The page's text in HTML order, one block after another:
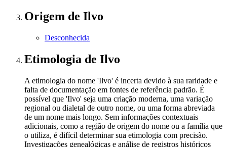
Origem de Ilvo
Desconhecida
Etimologia de Ilvo
A etimologia do nome 'Ilvo' é incerta devido à sua raridade e
falta de documentação em fontes de referência padrão. É
possível que 'Ilvo' seja uma criação moderna, uma variação
regional ou dialetal de outro nome, ou uma forma abreviada
de um nome mais longo. Sem informações contextuais
adicionais, como a região de origem do nome ou a família que
o utiliza, é difícil determinar sua etimologia com precisão.
Investigações genealógicas e análise de registros históricos